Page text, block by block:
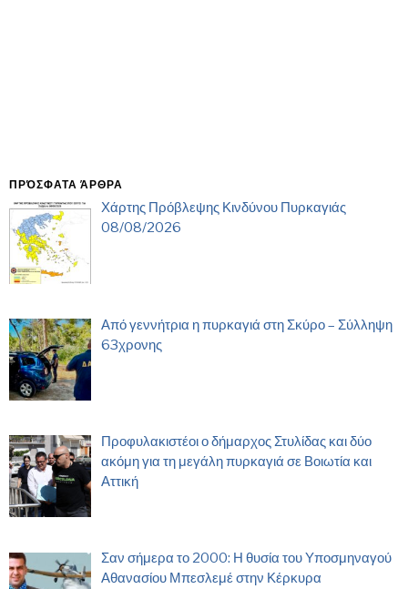
ΠΡΌΣΦΑΤΑ ΆΡΘΡΑ
Χάρτης Πρόβλεψης Κινδύνου Πυρκαγιάς
08/08/2026
Από γεννήτρια η πυρκαγιά στη Σκύρο – Σύλληψη
63χρονης
Προφυλακιστέοι ο δήμαρχος Στυλίδας και δύο
ακόμη για τη μεγάλη πυρκαγιά σε Βοιωτία και
Αττική
Σαν σήμερα το 2000: Η θυσία του Υποσμηναγού
Αθανασίου Μπεσλεμέ στην Κέρκυρα